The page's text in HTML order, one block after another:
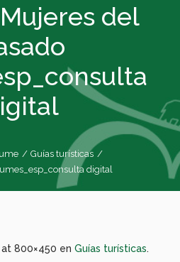
del
/ Guías turísticas /
digital
at 800×450 en Guías turísticas.